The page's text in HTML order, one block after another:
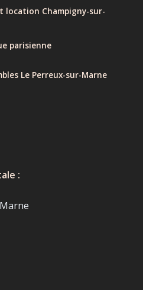
location Champigny-sur-
parisienne
Le Perreux-sur-Marne
: